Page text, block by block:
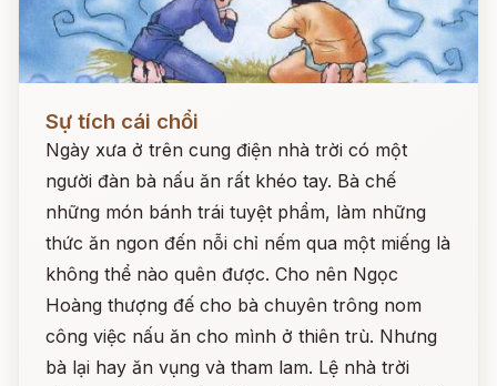
Sự tích cái chổi
Ngày xưa ở trên cung điện nhà trời có một
người đàn bà nấu ăn rất khéo tay. Bà chế
những món bánh trái tuyệt phẩm, làm những
thức ăn ngon đến nỗi chỉ nếm qua một miếng là
không thể nào quên được. Cho nên Ngọc
Hoàng thượng đế cho bà chuyên trông nom
công việc nấu ăn cho mình ở thiên trù. Nhưng
bà lại hay ăn vụng và tham lam. Lệ nhà trời